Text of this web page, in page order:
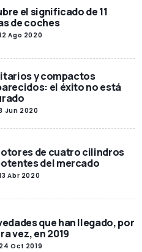
el significado de 11
de coches
Ago 2020
y compactos
el éxito no está
Jun 2020
de cuatro cilindros
del mercado
Abr 2020
que han llegado, por
vez, en 2019
24 Oct 2019